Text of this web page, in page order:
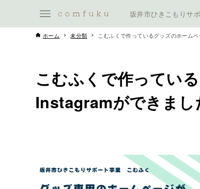
坂井市ひきこもりサ
ホーム 未分類 こむふくで作っているグッズのホーム
こむふくで作ってい
Instagramができまし